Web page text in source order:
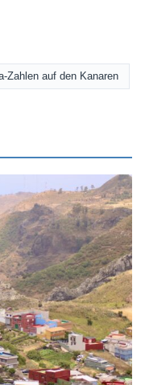
Zahlen auf den Kanaren